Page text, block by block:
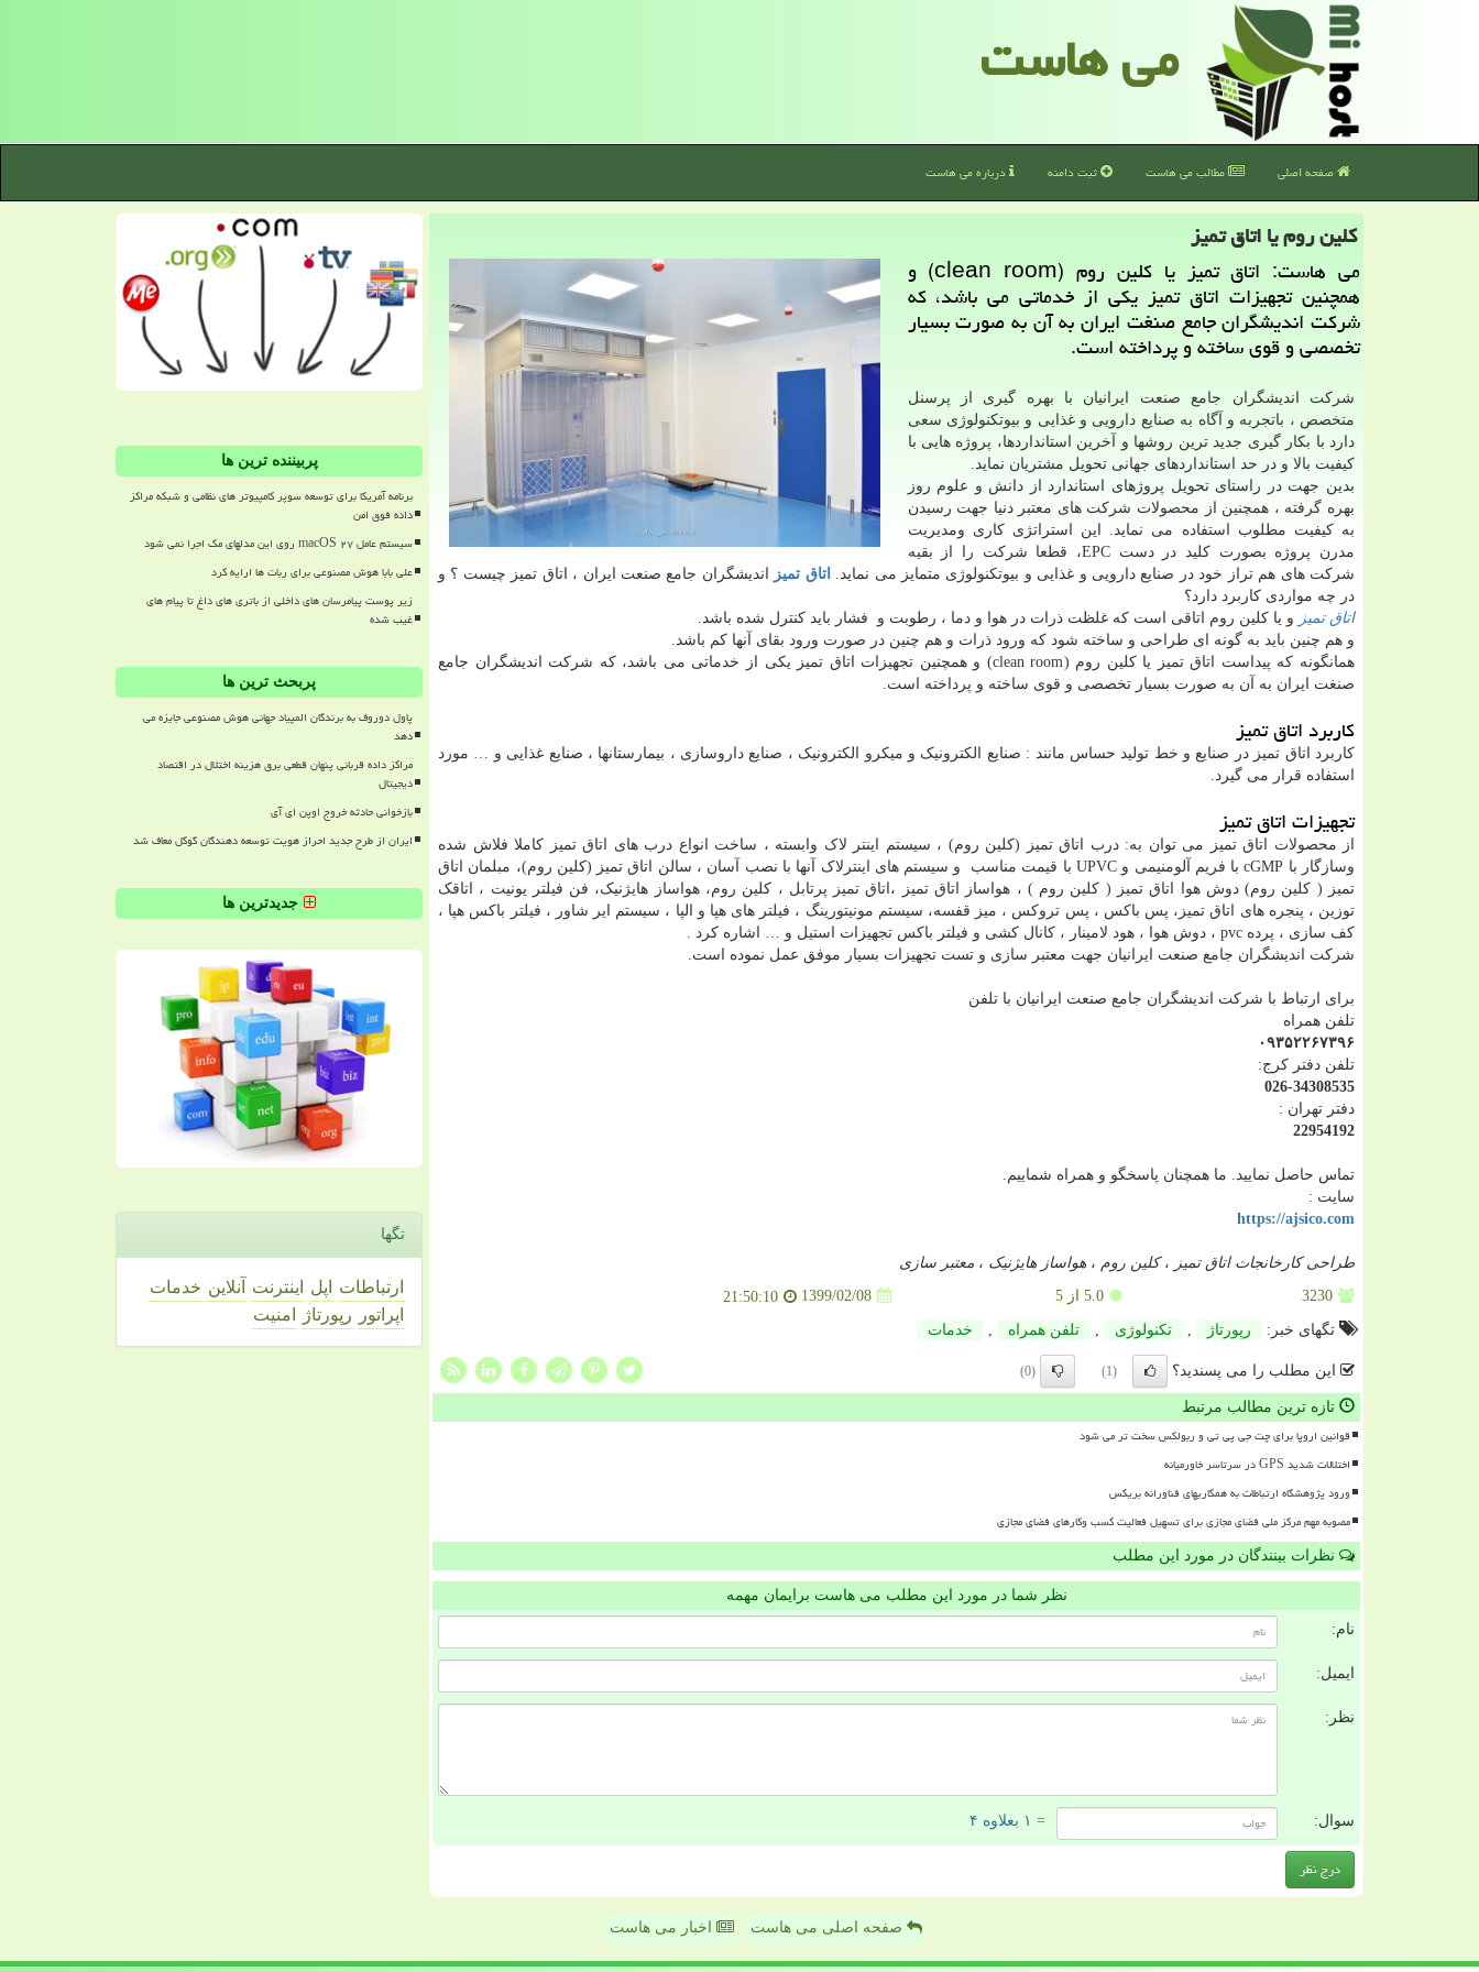
می هاست
صفحه اصلی مطالب می هاست ثبت دامنه درباره می هاست
كلین روم یا اتاق تمیز
می هاست: اتاق تمیز یا كلین روم (clean room) و
همچنین تجهیزات اتاق تمیز یكی از خدماتی می باشد، كه
شركت اندیشگران جامع صنغت ایران به آن به صورت بسیار
تخصصی و قوی ساخته و پرداخته است.
شرکت اندیشگران جامع صنعت ایرانیان با بهره گیری از پرسنل
متخصص ، باتجربه و آگاه به صنایع دارویی و غذایی و بیوتکنولوژی سعی
دارد با بکار گیری جدید ترین روشها و آخرین استانداردها، پروژه هایی با
کیفیت بالا و در حد استانداردهای جهانی تحویل مشتریان نماید.
بدین جهت در راستای تحویل پروژهای استاندارد از دانش و علوم روز
بهره گرفته ، همچنین از محصولات شرکت های معتبر دنیا جهت رسیدن
به کیفیت مطلوب استفاده می نماید. این استراتژی کاری ومدیریت
مدرن پروژه بصورت کلید در دست EPC، قطعا شرکت را از بقیه
شرکت های هم تراز خود در صنایع دارویی و غذایی و بیوتکنولوژی متمایز می نماید. اتاق تمیز
اندیشگران جامع صنعت ایران ، اتاق تمیز چیست ؟ و
در چه مواردی کاربرد دارد؟
اتاق تمیز و یا کلین روم اتاقی است که غلظت ذرات در هوا و دما ، رطوبت و فشار باید کنترل شده باشد.
و هم چنین باید به گونه ای طراحی و ساخته شود که ورود ذرات و هم چنین در صورت ورود بقای آنها کم باشد.
همانگونه که پیداست اتاق تمیز یا کلین روم (clean room) و همچنین تجهیزات اتاق تمیز یکی از خدماتی می باشد، که شرکت اندیشگران جامع
صنغت ایران به آن به صورت بسیار تخصصی و قوی ساخته و پرداخته است.
کاربرد اتاق تمیز
کاربرد اتاق تمیز در صنایع و خط تولید حساس مانند : صنایع الکترونیک و میکرو الکترونیک ، صنایع داروسازی ، بیمارستانها ، صنایع غذایی و … مورد
استفاده قرار می گیرد.
تجهیزات اتاق تمیز
از محصولات اتاق تمیز می توان به: درب اتاق تمیز (کلین روم) ، سیستم اینتر لاک وابسته ، ساخت انواع درب های اتاق تمیز کاملا فلاش شده
وسازگار با cGMP با فریم آلومنیمی و UPVC با قیمت مناسب و سیستم های اینترلاک آنها با نصب آسان ، سالن اتاق تمیز (کلین روم)، مبلمان اتاق
تمیز ( کلین روم) دوش هوا اتاق تمیز ( کلین روم ) ، هواساز اتاق تمیز ،اتاق تمیز پرتابل ، کلین‌ روم، هواساز هایژنیک، فن فیلتر یونیت ، اتاقک
توزین ، پنجره های اتاق تمیز، پس باکس ، پس تروکس ، میز قفسه، سیستم مونیتورینگ ، فیلتر های هپا و الپا ، سیستم ایر شاور ، فیلتر باکس هپا ،
کف سازی ، پرده pvc ، دوش هوا ، هود لامینار ، کانال کشی و فیلتر باکس تجهیزات استیل و … اشاره کرد .
شرکت اندیشگران جامع صنعت ایرانیان جهت معتبر سازی و تست تجهیزات بسیار موفق عمل نموده است.
برای ارتباط با شرکت اندیشگران جامع صنعت ایرانیان با تلفن
تلفن همراه
۰۹۳۵۲۲۶۷۳۹۶
تلفن دفتر کرج:
026-34308535
دفتر تهران :
22954192
تماس حاصل نمایید. ما همچنان پاسخگو و همراه شماییم.
سایت :
https://ajsico.com
طراحی کارخانجات اتاق تمیز ،کلین روم ، هواساز هایژنیک ، معتبر سازی
3230
5.0از 5 1399/02/08
21:50:10
تگهای خبر:
رپورتاژ تكنولوژی تلفن همراه خدمات
این مطلب را می پسندید؟ (1)
(0)
تازه ترین مطالب مرتبط
قوانین اروپا برای چت جی پی تی و ربولکس سخت تر می شود
اختلالات شدید GPS در سرتاسر خاورمیانه
ورود پژوهشگاه ارتباطات به همکاریهای فناورانه بریکس
مصوبه مهم مرکز ملی فضای مجازی برای تسهیل فعالیت کسب وکارهای فضای مجازی
نظرات بینندگان در مورد این مطلب
نظر شما در مورد این مطلب می هاست برایمان مهمه
نام:
ایمیل:
نظر:
سوال: = ۱ بعلاوه ۴
پربیننده ترین ها
برنامه آمریکا برای توسعه سوپر کامپیوتر های نظامی و شبکه مراکز
داده فوق امن
سیستم عامل macOS ۲۷ روی این مدلهای مک اجرا نمی شود
علی بابا هوش مصنوعی برای ربات ها ارایه کرد
زیر پوست پیامرسان های داخلی از باتری های داغ تا پیام های
غیب شده
پربحث ترین ها
پاول دوروف به برندگان المپیاد جهانی هوش مصنوعی جایزه می
دهد
مراکز داده قربانی پنهان قطعی برق هزینه اختلال در اقتصاد
دیجیتال
بازخوانی حادثه خروج اوپن ای آی
ایران از طرح جدید احراز هویت توسعه دهندگان گوگل معاف شد
جدیدترین ها
تگها
ارتباطات اپل اینترنت آنلاین خدمات
اپراتور
رپورتاژ امنیت
صفحه اصلی می هاست اخبار می هاست